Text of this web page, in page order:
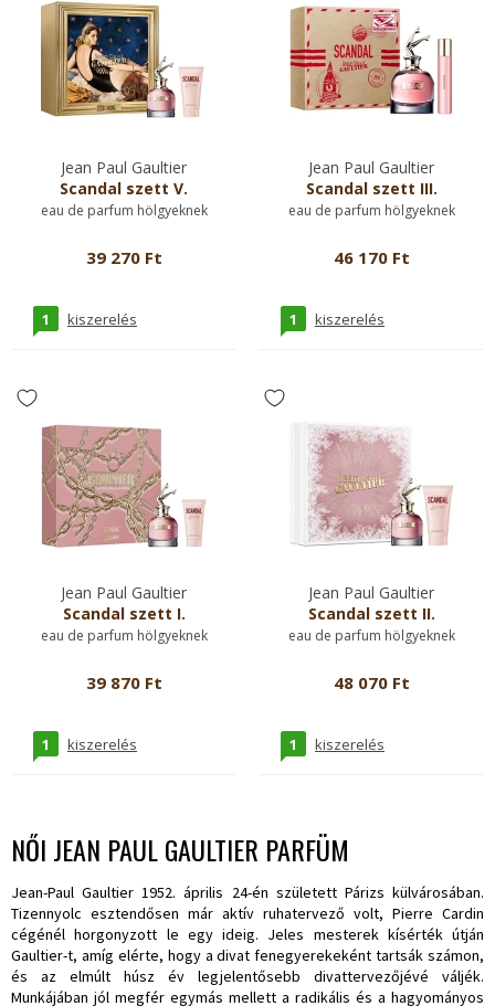
Jean Paul Gaultier
Scandal szett V.
eau de parfum hölgyeknek
39 270 Ft
1 kiszerelés
Jean Paul Gaultier
Scandal szett III.
eau de parfum hölgyeknek
46 170 Ft
1 kiszerelés
Jean Paul Gaultier
Scandal szett I.
eau de parfum hölgyeknek
39 870 Ft
1 kiszerelés
Jean Paul Gaultier
Scandal szett II.
eau de parfum hölgyeknek
48 070 Ft
1 kiszerelés
NŐI JEAN PAUL GAULTIER PARFÜM
Jean-Paul Gaultier 1952. április 24-én született Párizs külvárosában.
Tizennyolc esztendősen már aktív ruhatervező volt, Pierre Cardin
cégénél horgonyzott le egy ideig. Jeles mesterek kísérték útján
Gaultier-t, amíg elérte, hogy a divat fenegyerekeként tartsák számon,
és az elmúlt húsz év legjelentősebb divattervezőjévé váljék.
Munkájában jól megfér egymás mellett a radikális és a hagyományos